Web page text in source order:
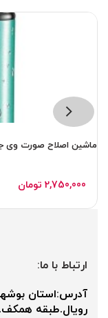
ماشین اصلاح صورت وی جی
2,750,000 تومان
ارتباط با ما:
آدرس:استان
رویال.طبقه همکف.واحد104،لوازم